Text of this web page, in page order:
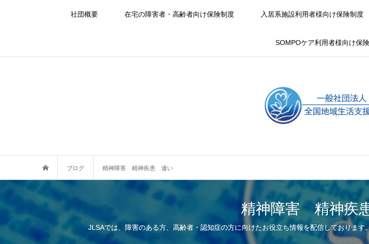
社団概要 在宅の障害者・高齢者向け保険制度 入居系施設利用者様向け保険制度
SOMPOケア利用者様向け保
ブログ 精神障害 精神疾患 違い
精神障害 精神疾
JLSAでは、障害のある方、高齢者・認知症の方に向けたお役立ち情報を配信しております